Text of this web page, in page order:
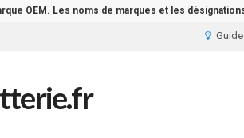
OEM. Les noms de marques et les